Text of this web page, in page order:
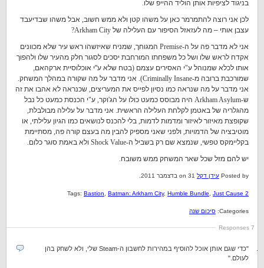
בניגוד לציפיות אותן הוליד ההייפ שלו.
לכן אני רוצה להתמרמר כאן על משהו קטן ולא ממש חשוב, אבל משהו שבדיעבד
עצבן אותי – מה לעזאזל הסיפור עם העלילה של Arkham City?
אני לא מדבר פה על ה-Premise המגוחך, שמניח שאיזשהו ראש עיר שלא מכוונים
אקדח לראש שלו ושל כל משפחתו המורחבת יסכים לסגור חלק מהעיר שלו ולהפוך
אותו לכלא שמנוהל ע"י האסירים עצמם (בטח שלא ע"י אוכלוסיית ארקהאם,
שמורכבת ברובה מ-Criminally Insane). אני מדבר על מה שקורה במהלך המשחק.
אני מדבר על מה שנראה כמו נסיון לפייס את המעריצים, שכנראה לא אהבו את זה
ש-Arkham Asylum היה מבוסס כמעט כולו על הג'וקר, ע"י הכנסת כמעט כל נבל
מהגלריה של באטמן לקלחת העלילה הראשית. אני מדבר על עלילה מבולבלת,
שקופצת מאיזור לאיזור ומדמות לדמות, בלי להכנס לנושאים כמו הגיון עלילתי, או
מוטיבציה של הדמויות, ולפני שאני מספיק להבין מה בעצם קורה פה, מסתיימת
בקליימקס טפשי, שנמצא שם רק בשביל ה-Shock Value ולא באמת סוגר כלום.
יש להם מזל שכל שאר המשחק ממש משובח.
Posted by עידן דקל
Tags: Bastion Batman: Arkham City, Humble Bundle Just Cause 2
Categories: סיכום שנה
7 Responses
"כדי שגם אותן אוכל להוסיף במהירות לחשבון ה-Steam שלי, ולא לשחק בהן
לעולם."